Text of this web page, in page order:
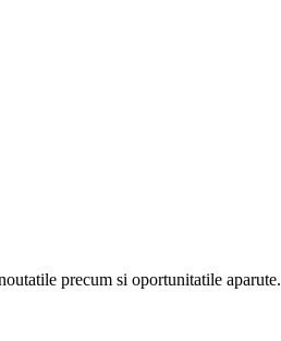
precum si oportunitatile aparute.